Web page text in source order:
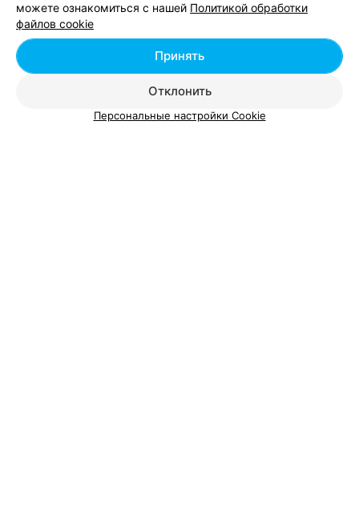
Divanby.com
Минск, ул. Маяковского, 14 до 21:00
можете ознакомиться с нашей Политикой обработки
файлов cookie
Отклонить
Принять
Персональные настройки Cookie